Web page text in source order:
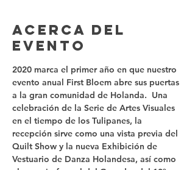
Acerca del
evento
2020 marca el primer año en que nuestro
evento anual First Bloem abre sus puertas
a la gran comunidad de Holanda.  Una
celebración de la Serie de Artes Visuales
en el tiempo de los Tulipanes, la
recepción sirve como una vista previa del
Quilt Show y la nueva Exhibición de
Vestuario de Danza Holandesa, así como